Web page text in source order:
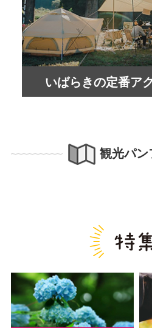
いばらきの定番ア
観光パン